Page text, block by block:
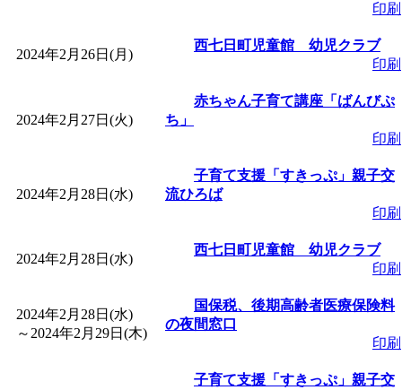
印刷
2024年2月26日(月)
西七日町児童館 幼児クラブ
印刷
2024年2月27日(火)
赤ちゃん子育て講座「ばんびぷ
ち」
印刷
2024年2月28日(水)
子育て支援「すきっぷ」親子交
流ひろば
印刷
2024年2月28日(水)
西七日町児童館 幼児クラブ
印刷
2024年2月28日(水)
～ 2024年2月29日(木)
国保税、後期高齢者医療保険料
の夜間窓口
印刷
子育て支援「すきっぷ」親子交